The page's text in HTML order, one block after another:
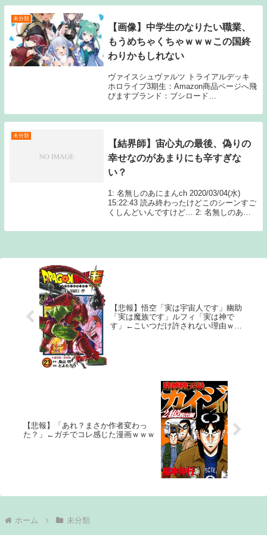
な ...
未分類
【画像】中学生のなりたい職業、
もうめちゃくちゃｗｗｗこの国終
わりかもしれない
ヴァイスシュヴァルツ トライアルデッキ
ホロライブ3期生：Amazon商品ページへ飛
びますブランド：ブシロード
ホロライブプロダクション1: 8月3日(火) 4:
8月3日(火) アカン 7: 8...
未分類
【結界師】宙心丸の最後、偽りの
幸せなのがあまりにも辛すぎな
い？
1: 名無しのあにまんch 2020/03/04(水)
15:22:43 読み終わったけどこのシーンすご
くしんどいんですけど… 2: 名無しのあに
すごくしん Source: あ...
【悲報】悟空「実は宇宙人です」幽助
「実は魔族です」ルフィ「実は神で
す」←こいつだけ許されない理由ｗｗ
【悲報】「あれ？まさか作者変わっ
た？」←ガチでコレ感じた漫画ｗｗｗ
ホーム 未分類